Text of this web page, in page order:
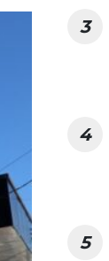
3
4
5